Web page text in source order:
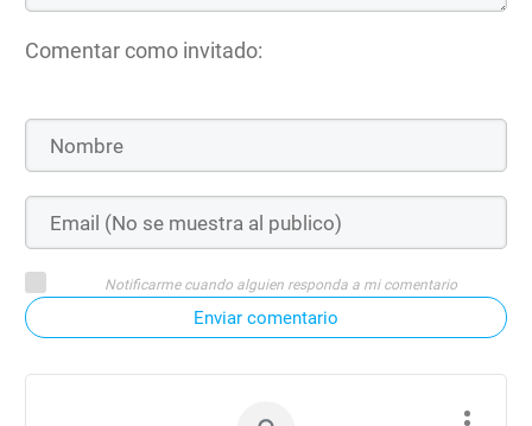
Comentar como invitado:
Notificarme cuando alguien responda a mi comentario
Enviar comentario